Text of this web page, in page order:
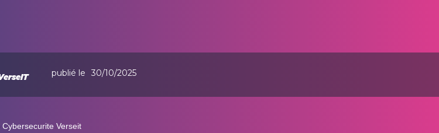
publié le 30/10/2025
Verseit